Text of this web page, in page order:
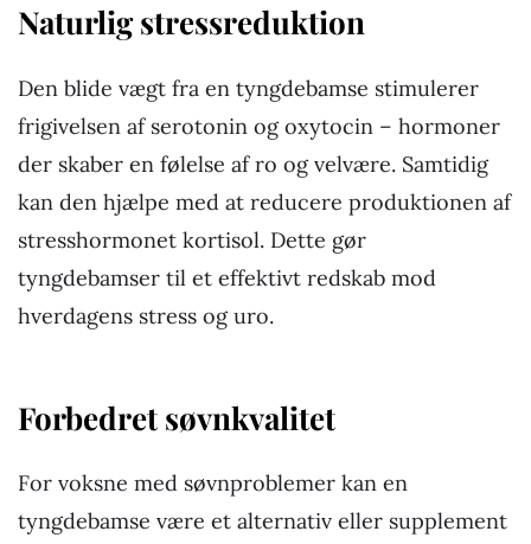
Naturlig stressreduktion
Den blide vægt fra en tyngdebamse stimulerer
frigivelsen af serotonin og oxytocin – hormoner
der skaber en følelse af ro og velvære. Samtidig
kan den hjælpe med at reducere produktionen af
stresshormonet kortisol. Dette gør
tyngdebamser til et effektivt redskab mod
hverdagens stress og uro.
Forbedret søvnkvalitet
For voksne med søvnproblemer kan en
tyngdebamse være et alternativ eller supplement